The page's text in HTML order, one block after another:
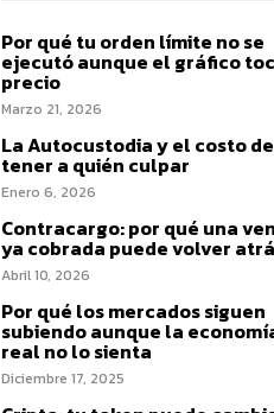
Por qué tu orden límite no se
ejecutó aunque el gráfico
precio
Marzo 21, 2026
La Autocustodia y el costo
tener a quién culpar
Enero 6, 2026
Contracargo: por qué una
ya cobrada puede volver
Abril 10, 2026
Por qué los mercados siguen
subiendo aunque la
real no lo sienta
Diciembre 17, 2025